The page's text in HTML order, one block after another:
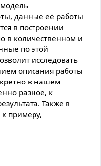
данные её работы
в построении
в количественном и
по этой
исследовать
описания работы
в нашем
разное, к
Также в
примеру,